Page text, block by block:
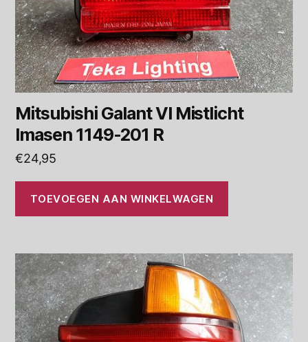
Mitsubishi Galant VI Mistlicht
Imasen 1149-201 R
€24,95
TOEVOEGEN AAN WINKELWAGEN